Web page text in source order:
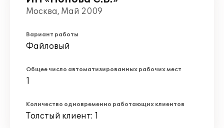
Москва, Май 2009
Вариант работы
Файловый
Общее число автоматизированных рабочих мест
1
Количество одновременно работающих клиентов
Толстый клиент: 1